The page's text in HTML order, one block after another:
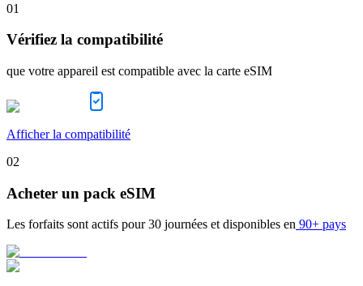
01
Vérifiez la compatibilité
que votre appareil est compatible avec la carte eSIM
Afficher la compatibilité
02
Acheter un pack eSIM
Les forfaits sont actifs pour 30 journées et disponibles en 90+ pays